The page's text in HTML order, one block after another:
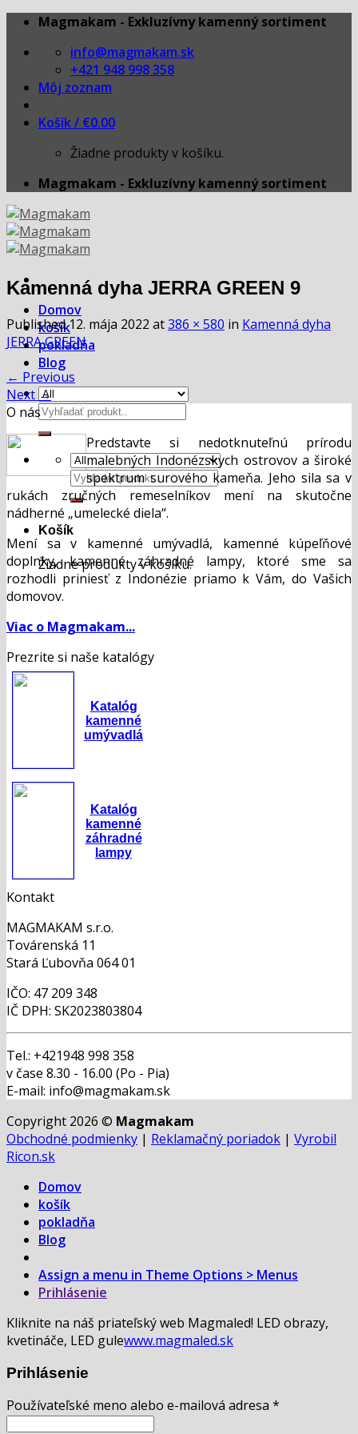
Skip
content
Magmakam - Exkluzívny kamenný sortiment
info@magmakam.sk
+421 948 998 358
Môj zoznam
Košík / €0.00
Žiadne produkty v košíku.
Magmakam - Exkluzívny kamenný sortiment
Domov
košík
pokladňa
Blog
Hľadať:
Hľadať:
Košík
Žiadne produkty v košíku.
Kamenná dyha JERRA GREEN 9
Published12. mája 2022 at386 × 580 in Kamenná dyha
JERRA GREEN
← Previous
Next →
O nás
Predstavte si nedotknuteľnú prírodu
malebných Indonézskych ostrovov a široké
spektrum surového kameňa. Jeho sila sa v
rukách zručných remeselníkov mení na skutočne
nádherné „umelecké diela“.
Mení sa v kamenné umývadlá, kamenné kúpeľňové
doplnky, kamenné záhradné lampy, ktoré sme sa
rozhodli priniesť z Indonézie priamo k Vám, do Vašich
domovov.
Viac o Magmakam...
Prezrite si naše katalógy
Katalóg
kamenné
umývadlá
Katalóg
kamenné
záhradné
lampy
Kontakt
MAGMAKAM s.r.o.
Továrenská 11
Stará Ľubovňa 064 01
IČO: 47 209 348
IČ DPH: SK2023803804
Tel.: +421948 998 358
v čase 8.30 - 16.00 (Po - Pia)
E-mail: info@magmakam.sk
Copyright 2026 © Magmakam
Obchodné podmienky | Reklamačný poriadok | Vyrobil
Ricon.sk
Domov
košík
pokladňa
Blog
Assign a menu in Theme Options > Menus
Prihlásenie
Kliknite na náš priateľský web Magmaled! LED obrazy,
kvetináče, LED gulewww.magmaled.sk
Prihlásenie
Používateľské meno alebo e-mailová adresa *